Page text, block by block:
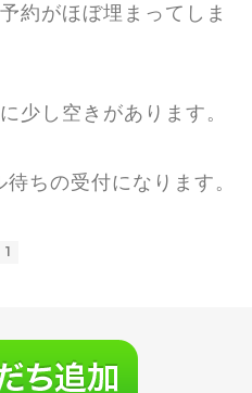
約がほぼ埋まってしま
少し空きがあります。
ちの受付になります。
1